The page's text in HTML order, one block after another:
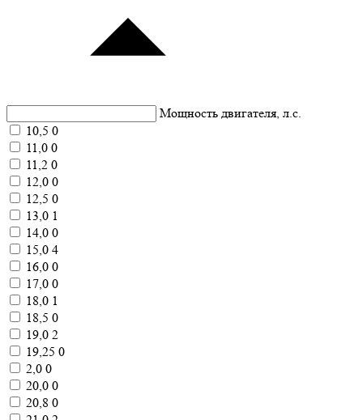
Мощность двигателя, л.с.
10,5 0
11,0 0
11,2 0
12,0 0
12,5 0
13,0 1
14,0 0
15,0 4
16,0 0
17,0 0
18,0 1
18,5 0
19,0 2
19,25 0
2,0 0
20,0 0
20,8 0